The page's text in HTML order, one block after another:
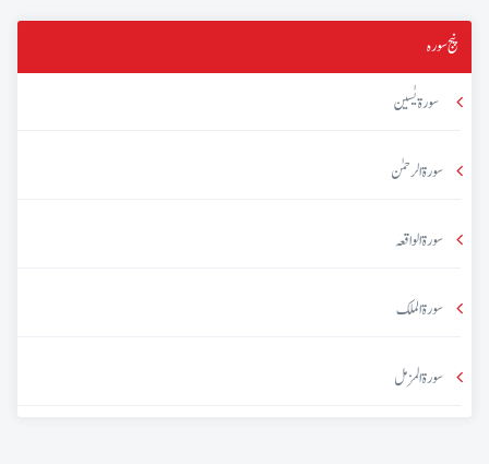
پنج سورہ
سورۃ یٰسین
سورۃ الرحمٰن
سورۃ الواقعہ
سورۃ الملک
سورۃ المزمل